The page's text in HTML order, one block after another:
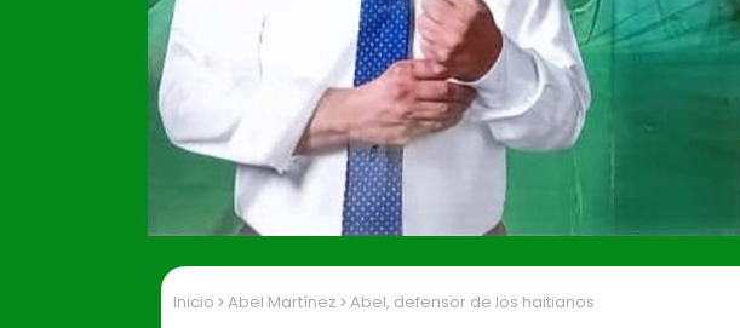
Inicio Abel Martínez Abel, defensor de los haitianos